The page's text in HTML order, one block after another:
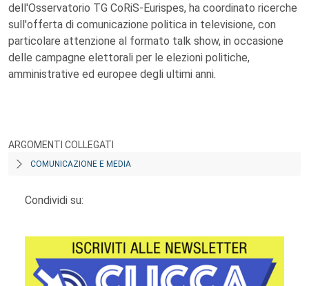
dell'Osservatorio TG CoRiS-Eurispes, ha coordinato ricerche
sull'offerta di comunicazione politica in televisione, con
particolare attenzione al formato talk show, in occasione
delle campagne elettorali per le elezioni politiche,
amministrative ed europee degli ultimi anni.
ARGOMENTI COLLEGATI
COMUNICAZIONE E MEDIA
Condividi su: